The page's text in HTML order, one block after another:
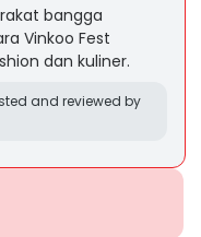
bangga
Vinkoo Fest
dan kuliner.
and reviewed by